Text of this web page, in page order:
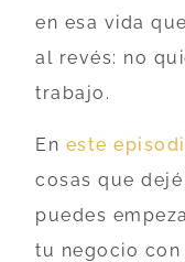
en esa vida
al revés: no
trabajo.
En este
cosas que
puedes
tu negocio con